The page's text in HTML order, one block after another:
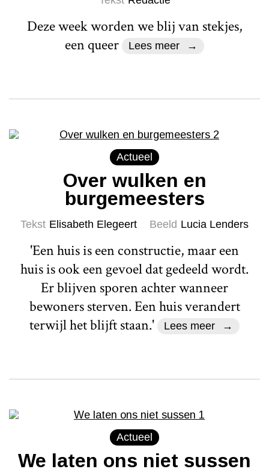
Deze week worden we blij van stekjes,
een queer
Lees meer
Actueel
Over wulken en
burgemeesters
Tekst Elisabeth Elegeert Beeld Lucia Lenders
'Een huis is een constructie, maar een
huis is ook een gevoel dat gedeeld wordt.
Er blijven sporen achter wanneer
bewoners sterven. Een huis verandert
terwijl het blijft staan.'
Lees meer
Actueel
We laten ons niet sussen